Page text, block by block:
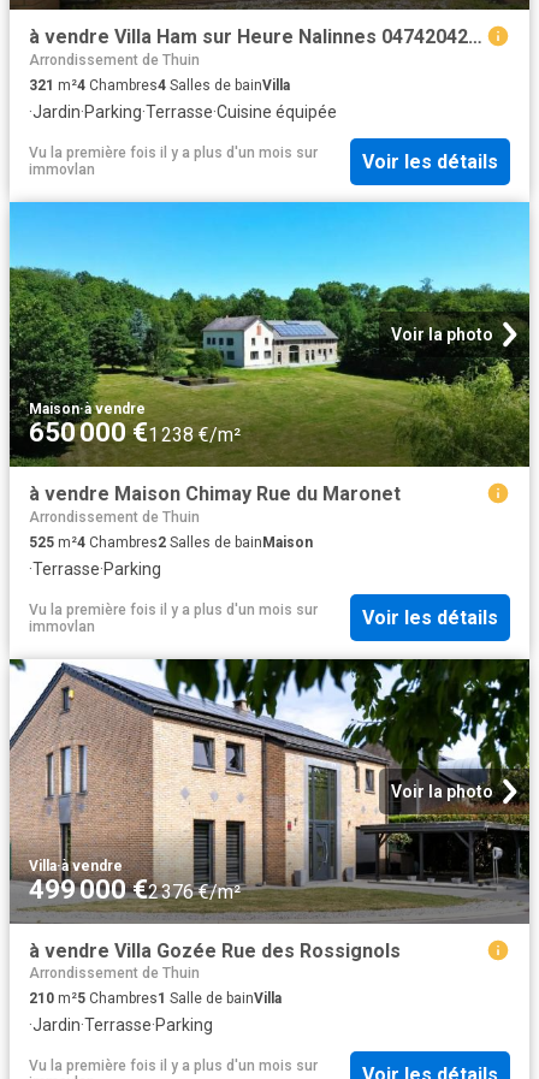
à vendre Villa Ham sur Heure Nalinnes 0474204204 pour visiter Chemin de la Belle Epine
Arrondissement de Thuin
321 m²4 Chambres4 Salles de bainVilla
·Jardin·Parking·Terrasse·Cuisine équipée
Vu la première fois il y a plus d'un mois sur
immovlan
Voir les détails
Voir la photo
Maison·à vendre
650 000 €1 238 €/m²
à vendre Maison Chimay Rue du Maronet
Arrondissement de Thuin
525 m²4 Chambres2 Salles de bainMaison
·Terrasse·Parking
Vu la première fois il y a plus d'un mois sur
immovlan
Voir les détails
Voir la photo
Villa·à vendre
499 000 €2 376 €/m²
à vendre Villa Gozée Rue des Rossignols
Arrondissement de Thuin
210 m²5 Chambres1 Salle de bainVilla
·Jardin·Terrasse·Parking
Vu la première fois il y a plus d'un mois sur